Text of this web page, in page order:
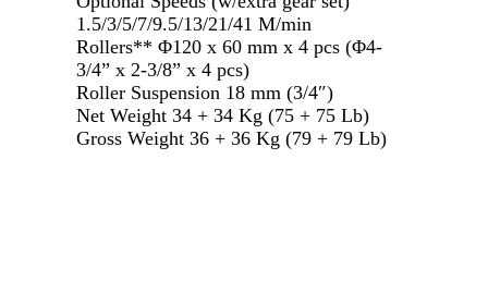
1.5/3/5/7/9.5/13/21/41 M/min
Rollers** Φ120 x 60 mm x 4 pcs (Φ4-
3/4” x 2-3/8” x 4 pcs)
Roller Suspension 18 mm (3/4″)
Net Weight 34 + 34 Kg (75 + 75 Lb)
Gross Weight 36 + 36 Kg (79 + 79 Lb)